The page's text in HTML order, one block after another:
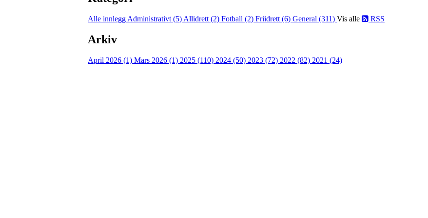
Alle innlegg Administrativt (5) Allidrett (2) Fotball (2) Friidrett (6) General (311) Vis alle RSS
Arkiv
April 2026 (1) Mars 2026 (1) 2025 (110) 2024 (50) 2023 (72) 2022 (82) 2021 (24)